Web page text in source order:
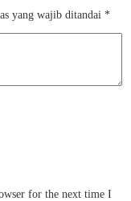
yang wajib ditandai *
for the next time I